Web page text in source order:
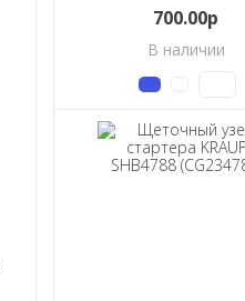
700.00р
В наличии